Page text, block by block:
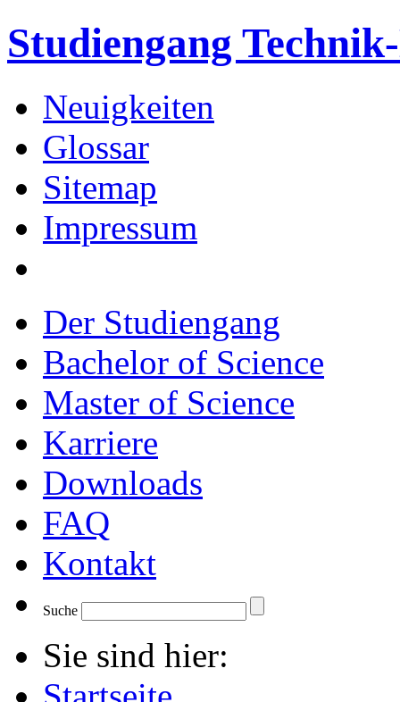
Studiengang
Neuigkeiten
Glossar
Sitemap
Impressum
Der Studiengang
Bachelor of Science
Master of Science
Karriere
Downloads
FAQ
Kontakt
Suche
Sie sind hier: